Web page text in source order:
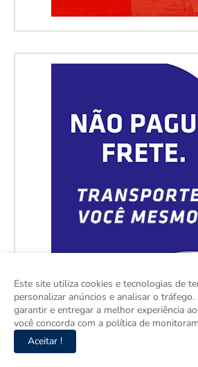
Este site utiliza cookies e tecnologias de
personalizar anúncios e analisar o
garantir e entregar a melhor experiência
você concorda com a política de
Aceitar !